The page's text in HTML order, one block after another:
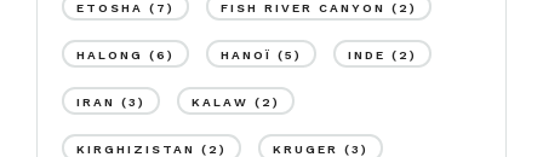
ETOSHA (7) FISH RIVER CANYON (2)
HALONG (6) HANOÏ (5) INDE (2)
IRAN (3) KALAW (2)
KIRGHIZISTAN (2) KRUGER (3)